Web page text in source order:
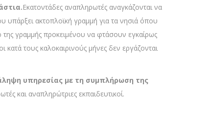
Εκατοντάδες αναπληρωτές αναγκάζονται να
ακτοπλοϊκή γραμμή για τα νησιά όπου
της γραμμής προκειμένου να φτάσουν εγκαίρως
κατά τους καλοκαιρινούς μήνες δεν εργάζονται
υπηρεσίας με τη συμπλήρωση της
και αναπληρώτριες εκπαιδευτικοί.